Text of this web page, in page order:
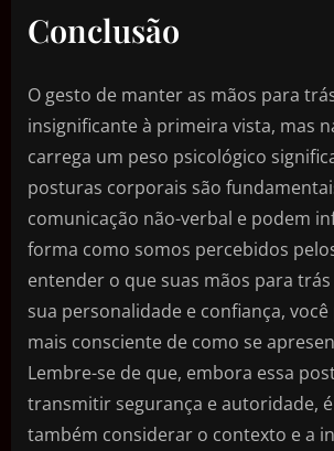
Conclusão
O gesto de manter as mãos para
insignificante à primeira vista, mas
carrega um peso psicológico
posturas corporais são
comunicação não-verbal e podem
forma como somos percebidos
entender o que suas mãos para
sua personalidade e confiança,
mais consciente de como se
Lembre-se de que, embora essa
transmitir segurança e autoridade,
também considerar o contexto e a